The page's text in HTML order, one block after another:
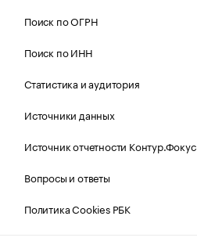
Поиск по ОГРН
Поиск по ИНН
Статистика и аудитория
Источники данных
Источник отчетности Контур.Фокус
Вопросы и ответы
Политика Cookies РБК